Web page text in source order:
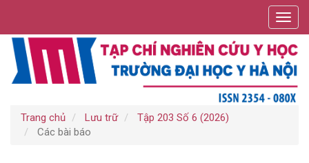
chính
Nội
dung
chính
Trang chủ Lưu trữ
Tập 203 Số 6 (2026)
Các bài báo